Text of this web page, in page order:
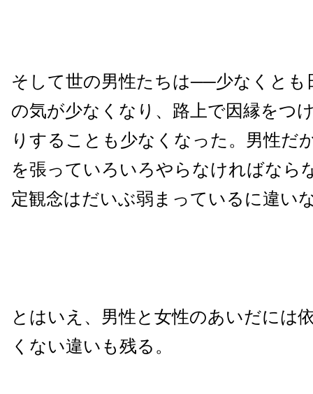
そして世の男性たちは──少なくと
の気が少なくなり、路上で因縁をつ
りすることも少なくなった。 男性だ
を張っていろいろやらなければなら
定観念はだいぶ弱まっているに違い
とはいえ、男性と女性のあいだには
くない違いも残る。